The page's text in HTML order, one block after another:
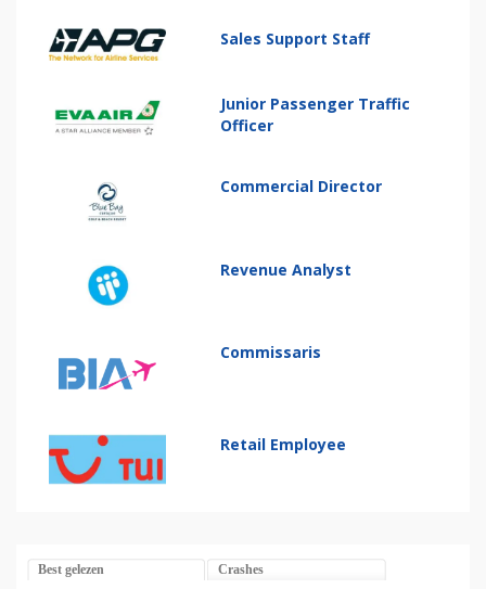
Sales Support Staff
Junior Passenger Traffic
Officer
Commercial Director
Revenue Analyst
Commissaris
Retail Employee
Best gelezen Crashes